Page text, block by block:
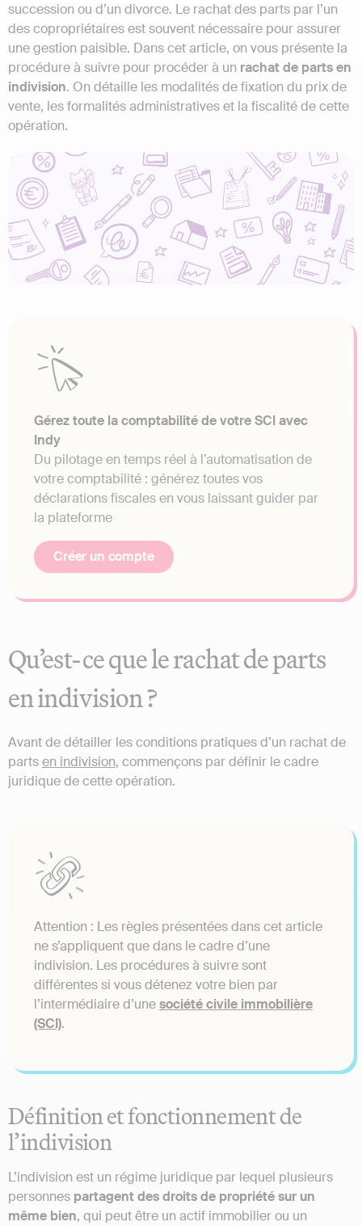
succession ou d’un divorce. Le rachat des parts par l’un
des copropriétaires est souvent nécessaire pour assurer
une gestion paisible. Dans cet article, on vous présente la
procédure à suivre pour procéder à un rachat de parts en
indivision. On détaille les modalités de fixation du prix de
vente, les formalités administratives et la fiscalité de cette
opération.
Gérez toute la comptabilité de votre SCI avec
Indy
Du pilotage en temps réel à l’automatisation de
votre comptabilité : générez toutes vos
déclarations fiscales en vous laissant guider par
la plateforme
Créer un compte
Qu’est-ce que le rachat de parts
en indivision ?
Avant de détailler les conditions pratiques d’un rachat de
partsen indivision, commençons par définir le cadre
juridique de cette opération.
Attention : Les règles présentées dans cet article
ne s’appliquent que dans le cadre d’une
indivision. Les procédures à suivre sont
différentes si vous détenez votre bien par
l’intermédiaire d’unesociété civile immobilière
(SCI).
Définition et fonctionnement de
l’indivision
L’indivision est un régime juridique par lequel plusieurs
personnes partagent des droits de propriété sur un
même bien, qui peut être un actif immobilier ou un